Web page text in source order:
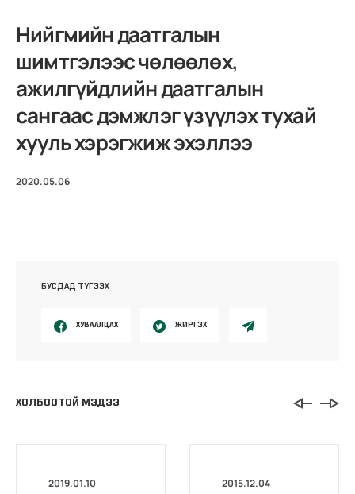
Нийгмийн даатгалын
шимтгэлээс чөлөөлөх,
ажилгүйдлийн даатгалын
сангаас дэмжлэг үзүүлэх тухай
хууль хэрэгжиж эхэллээ
2020.05.06
БУСДАД ТҮГЭЭХ
ХУВААЛЦАХ ЖИРГЭХ
ХОЛБООТОЙ МЭДЭЭ
2019.01.10 2015.12.04